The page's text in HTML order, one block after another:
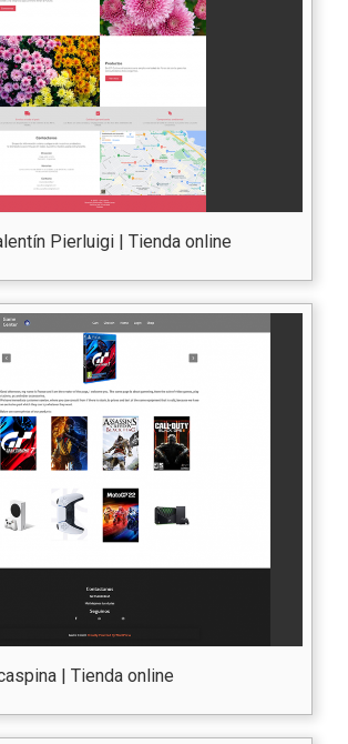
Pierluigi | Tienda online
| Tienda online